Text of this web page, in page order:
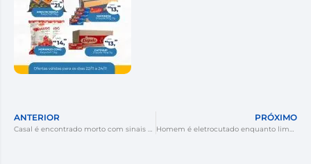
ANTERIOR
Casal é encontrado morto com sinais de violência em Itajaí
PRÓXIMO
Homem é eletrocutado enquanto limpava piscina e é socorrido de helicóptero em SC